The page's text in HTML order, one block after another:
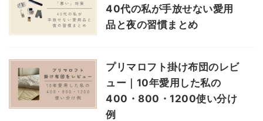
40代の私が手放せない愛用
品と夜の習慣まとめ
プリマロフト掛け布団のレビ
ュー｜10年愛用した私の
400・800・1200使い分け
例